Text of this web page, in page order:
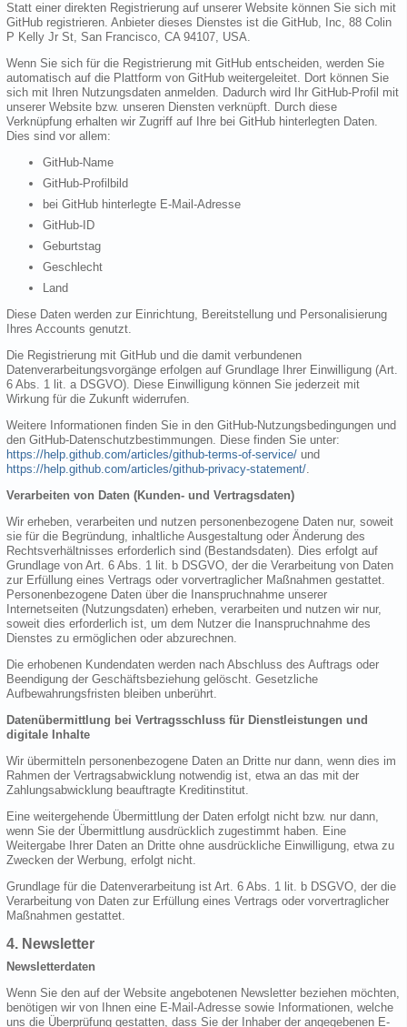
Statt einer direkten Registrierung auf unserer Website können Sie sich mit
GitHub registrieren. Anbieter dieses Dienstes ist die GitHub, Inc, 88 Colin
P Kelly Jr St, San Francisco, CA 94107, USA.
Wenn Sie sich für die Registrierung mit GitHub entscheiden, werden Sie
automatisch auf die Plattform von GitHub weitergeleitet. Dort können Sie
sich mit Ihren Nutzungsdaten anmelden. Dadurch wird Ihr GitHub-Profil mit
unserer Website bzw. unseren Diensten verknüpft. Durch diese
Verknüpfung erhalten wir Zugriff auf Ihre bei GitHub hinterlegten Daten.
Dies sind vor allem:
GitHub-Name
GitHub-Profilbild
bei GitHub hinterlegte E-Mail-Adresse
GitHub-ID
Geburtstag
Geschlecht
Land
Diese Daten werden zur Einrichtung, Bereitstellung und Personalisierung
Ihres Accounts genutzt.
Die Registrierung mit GitHub und die damit verbundenen
Datenverarbeitungsvorgänge erfolgen auf Grundlage Ihrer Einwilligung (Art.
6 Abs. 1 lit. a DSGVO). Diese Einwilligung können Sie jederzeit mit
Wirkung für die Zukunft widerrufen.
Weitere Informationen finden Sie in den GitHub-Nutzungsbedingungen und
den GitHub-Datenschutzbestimmungen. Diese finden Sie unter:
https://help.github.com/articles/github-terms-of-service/ und
https://help.github.com/articles/github-privacy-statement/.
Verarbeiten von Daten (Kunden- und Vertragsdaten)
Wir erheben, verarbeiten und nutzen personenbezogene Daten nur, soweit
sie für die Begründung, inhaltliche Ausgestaltung oder Änderung des
Rechtsverhältnisses erforderlich sind (Bestandsdaten). Dies erfolgt auf
Grundlage von Art. 6 Abs. 1 lit. b DSGVO, der die Verarbeitung von Daten
zur Erfüllung eines Vertrags oder vorvertraglicher Maßnahmen gestattet.
Personenbezogene Daten über die Inanspruchnahme unserer
Internetseiten (Nutzungsdaten) erheben, verarbeiten und nutzen wir nur,
soweit dies erforderlich ist, um dem Nutzer die Inanspruchnahme des
Dienstes zu ermöglichen oder abzurechnen.
Die erhobenen Kundendaten werden nach Abschluss des Auftrags oder
Beendigung der Geschäftsbeziehung gelöscht. Gesetzliche
Aufbewahrungsfristen bleiben unberührt.
Datenübermittlung bei Vertragsschluss für Dienstleistungen und
digitale Inhalte
Wir übermitteln personenbezogene Daten an Dritte nur dann, wenn dies im
Rahmen der Vertragsabwicklung notwendig ist, etwa an das mit der
Zahlungsabwicklung beauftragte Kreditinstitut.
Eine weitergehende Übermittlung der Daten erfolgt nicht bzw. nur dann,
wenn Sie der Übermittlung ausdrücklich zugestimmt haben. Eine
Weitergabe Ihrer Daten an Dritte ohne ausdrückliche Einwilligung, etwa zu
Zwecken der Werbung, erfolgt nicht.
Grundlage für die Datenverarbeitung ist Art. 6 Abs. 1 lit. b DSGVO, der die
Verarbeitung von Daten zur Erfüllung eines Vertrags oder vorvertraglicher
Maßnahmen gestattet.
4. Newsletter
Newsletterdaten
Wenn Sie den auf der Website angebotenen Newsletter beziehen möchten,
benötigen wir von Ihnen eine E-Mail-Adresse sowie Informationen, welche
uns die Überprüfung gestatten, dass Sie der Inhaber der angegebenen E-